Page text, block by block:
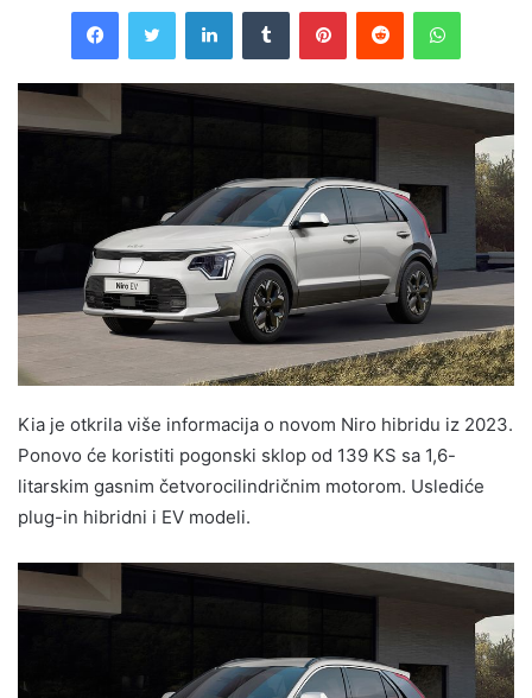
FacebookTwitter LinkedInTumblr PinterestReddit
Kia je otkrila više informacija o novom Niro hibridu iz 2023.
Ponovo će koristiti pogonski sklop od 139 KS sa 1,6-
litarskim gasnim četvorocilindričnim motorom. Uslediće
plug-in hibridni i EV modeli.